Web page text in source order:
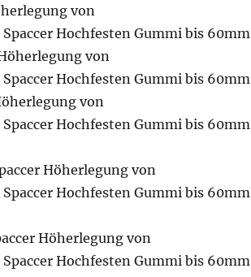
von
Hochfesten Gummi bis 60mm
von
Hochfesten Gummi bis 60mm
von
Hochfesten Gummi bis 60mm
Höherlegung von
Hochfesten Gummi bis 60mm
Höherlegung von
Hochfesten Gummi bis 60mm